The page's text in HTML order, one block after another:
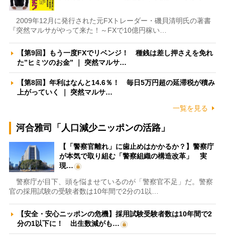
2009年12月に発行された元FXトレーダー・磯貝清明氏の著書
『突然マルサがやって来た！～FXで10億円稼い…
【第9回】もう一度FXでリベンジ！ 種銭は差し押さえを免れ
た”ヒミツのお金” ｜ 突然マルサ…
【第8回】年利はなんと14.6％！ 毎日5万円超の延滞税が積み
上がっていく ｜ 突然マルサ…
一覧を見る
河合雅司「人口減少ニッポンの活路」
【「警察官離れ」に歯止めはかかるか？】警察庁
が本気で取り組む「警察組織の構造改革」 実
現…
警察庁が目下、頭を悩ませているのが「警察官不足」だ。警察
官の採用試験の受験者数は10年間で2分の1以…
【安全・安心ニッポンの危機】採用試験受験者数は10年間で2
分の1以下に！ 出生数減がも…